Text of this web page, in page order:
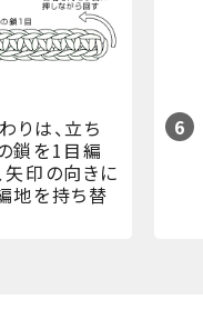
りは、立ち
鎖を1目編
矢印の向きに
地を持ち替
6